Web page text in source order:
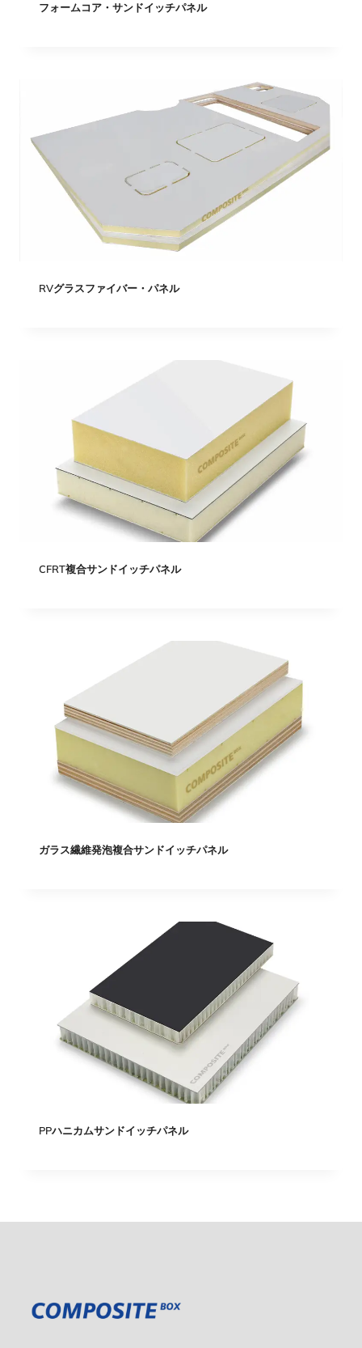
フォームコア・サンドイッチパネル
RVグラスファイバー・パネル
CFRT複合サンドイッチパネル
ガラス繊維発泡複合サンドイッチパネル
PPハニカムサンドイッチパネル